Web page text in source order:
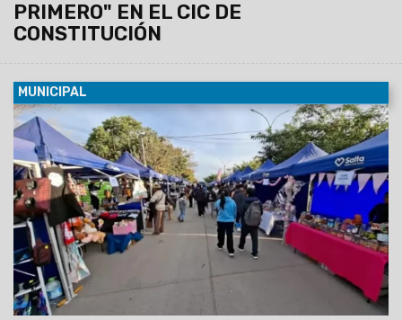
PRIMERO" EN EL CIC DE
CONSTITUCIÓN
MUNICIPAL
07/08/2026
La actividad se llevará a cabo el sábado 8 de
agosto, de 12 a 19 horas, en barrio Grand Bourg. Se espera
una gran convocatoría, ya que habrá 110 emprendedores y el
precio máximo permitido por producto o combo será de
$20.000.